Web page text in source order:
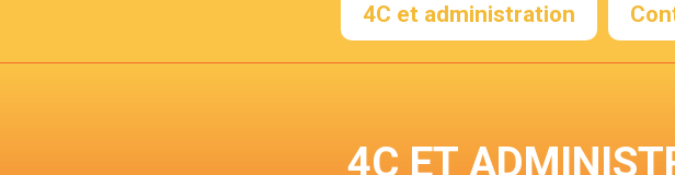
4C et administration
4C ET